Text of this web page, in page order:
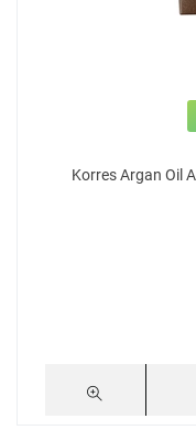
Korres Argan Oil